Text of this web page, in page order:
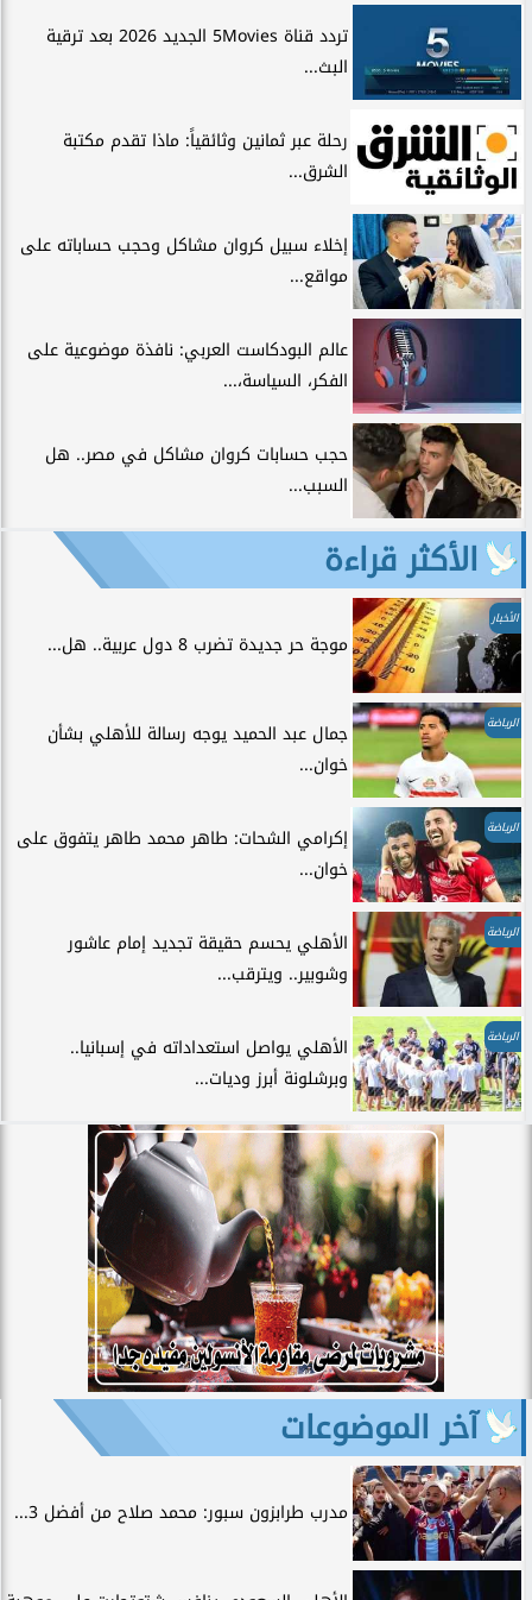
تردد قناة 5Movies الجديد 2026 بعد ترقية
البث...
رحلة عبر ثمانين وثائقياً: ماذا تقدم مكتبة
الشرق...
إخلاء سبيل كروان مشاكل وحجب حساباته على
مواقع...
عالم البودكاست العربي: نافذة موضوعية على
الفكر، السياسة،...
حجب حسابات كروان مشاكل في مصر.. هل
السبب...
الأكثر قراءة
الأخبار
موجة حر جديدة تضرب 8 دول عربية.. هل...
الرياضة
جمال عبد الحميد يوجه رسالة للأهلي بشأن
خوان...
الرياضة
إكرامي الشحات: طاهر محمد طاهر يتفوق على
خوان...
الرياضة
الأهلي يحسم حقيقة تجديد إمام عاشور
وشوبير.. ويترقب...
الرياضة
الأهلي يواصل استعداداته في إسبانيا..
وبرشلونة أبرز وديات...
آخر الموضوعات
مدرب طرابزون سبور: محمد صلاح من أفضل 3...